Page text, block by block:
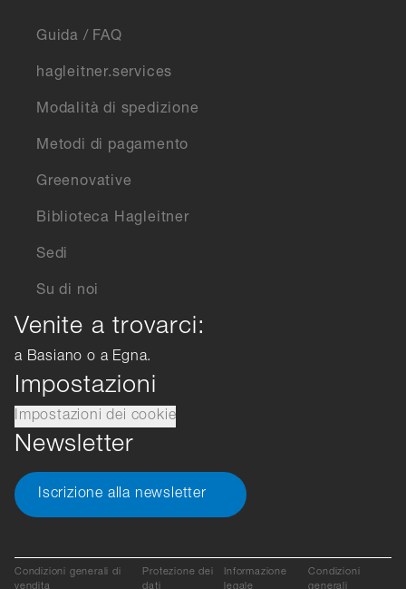
Guida / FAQ
hagleitner.services
Modalità di spedizione
Metodi di pagamento
Greenovative
Biblioteca Hagleitner
Sedi
Su di noi
Venite a trovarci:
a Basiano o a Egna.
Impostazioni
Impostazioni dei cookie
Newsletter
Iscrizione alla newsletter
Condizioni generali di
vendita
Protezione dei
dati
Informazione
legale
Condizioni
generali